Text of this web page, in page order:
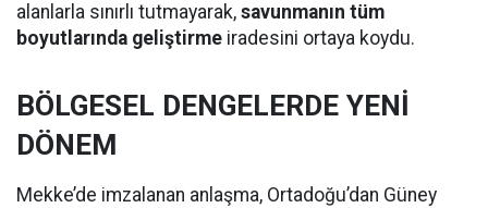
alanlarla sınırlı tutmayarak, savunmanın tüm
boyutlarında geliştirme iradesini ortaya koydu.
BÖLGESEL DENGELERDE YENİ
DÖNEM
Mekke’de imzalanan anlaşma, Ortadoğu’dan Güney